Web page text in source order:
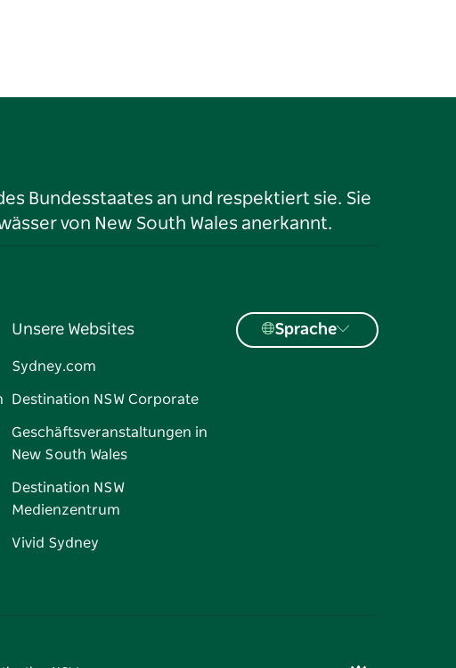
Bundesstaates an und respektiert sie. Sie
von New South Wales anerkannt.
Unsere Websites
Sydney.com
Destination NSW Corporate
Geschäftsveranstaltungen in
New South Wales
Destination NSW
Medienzentrum
Vivid Sydney
Sprache